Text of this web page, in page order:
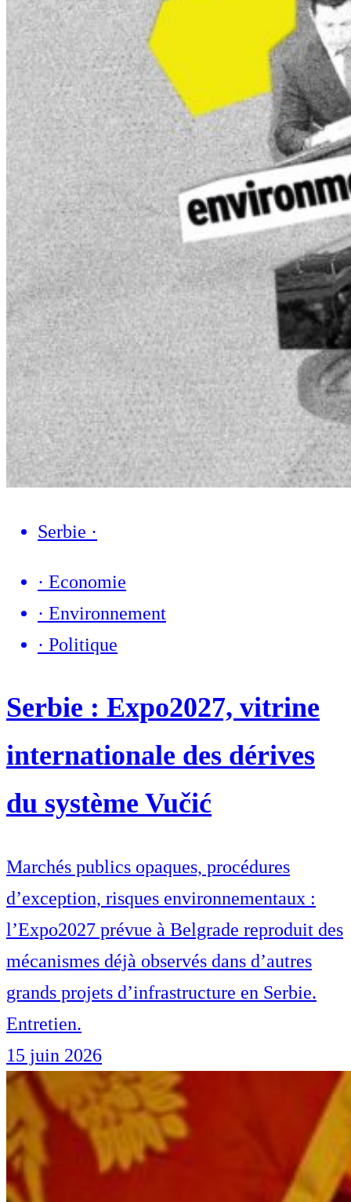
Serbie ·
· Economie
· Environnement
· Politique
Serbie : Expo2027, vitrine
internationale des dérives
du système Vučić
Marchés publics opaques, procédures
d’exception, risques environnementaux :
l’Expo2027 prévue à Belgrade reproduit des
mécanismes déjà observés dans d’autres
grands projets d’infrastructure en Serbie.
Entretien.
15 juin 2026